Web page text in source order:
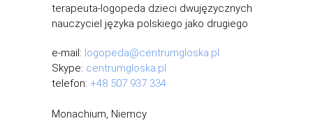
terapeuta-logopeda dzieci dwujęzycznych
nauczyciel języka polskiego jako drugiego
e-mail: logopeda@centrumgloska.pl
Skype: centrumgloska.pl
telefon: +48 507 937 334
Monachium, Niemcy